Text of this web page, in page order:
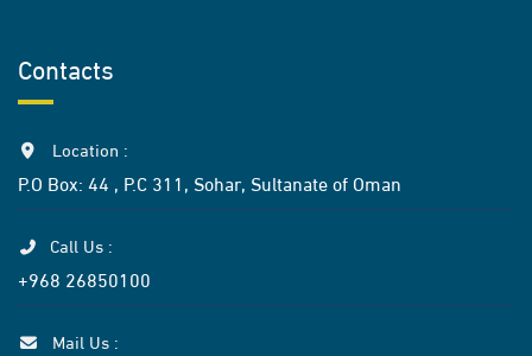
Contacts
Location :
P.O Box: 44 , P.C 311, Sohar, Sultanate of Oman
Call Us :
+968 26850100
Mail Us :